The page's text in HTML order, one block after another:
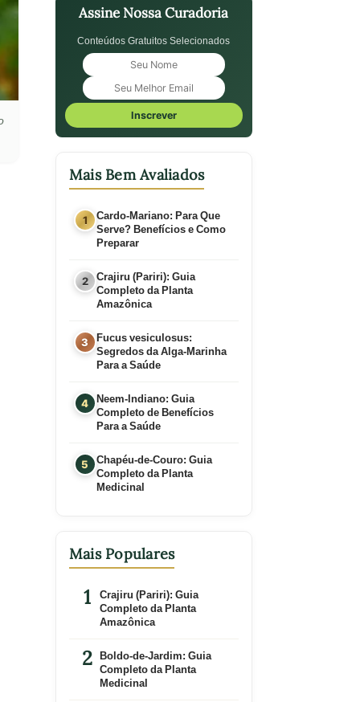
Assine Nossa Curadoria
Conteúdos Gratuitos Selecionados
Inscrever
Mais Bem Avaliados
Cardo-Mariano: Para Que
Serve? Benefícios e Como
Preparar
Crajiru (Pariri): Guia
Completo da Planta
Amazônica
Fucus vesiculosus:
Segredos da Alga-Marinha
Para a Saúde
Neem-Indiano: Guia
Completo de Benefícios
Para a Saúde
Chapéu-de-Couro: Guia
Completo da Planta
Medicinal
Mais Populares
Crajiru (Pariri): Guia
Completo da Planta
Amazônica
Boldo-de-Jardim: Guia
Completo da Planta
Medicinal